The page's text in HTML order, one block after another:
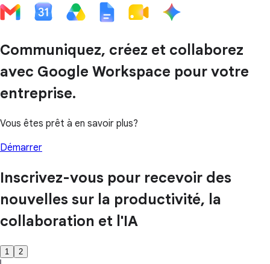
Communiquez, créez et collaborez
avec Google Workspace pour votre
entreprise.
Vous êtes prêt à en savoir plus?
Démarrer
Inscrivez-vous pour recevoir des
nouvelles sur la productivité, la
collaboration et l'IA
1 2